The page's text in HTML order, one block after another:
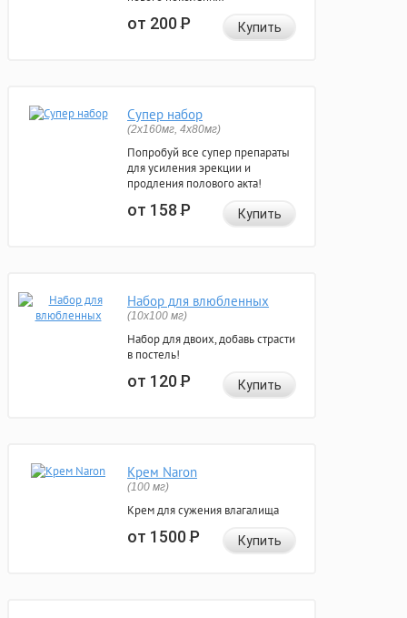
от 200Р Купить
Супер набор
(2х160мг, 4х80мг)
Попробуй все супер препараты
для усиления эрекции и
продления полового акта!
от 158Р Купить
Набор для влюбленных
(10х100 мг)
Набор для двоих, добавь страсти
в постель!
от 120Р Купить
Крем Naron
(100 мг)
Крем для сужения влагалища
от 1500Р Купить